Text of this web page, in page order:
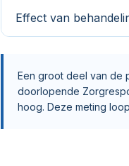
Effect van
Een groot deel van de
doorlopende
hoog. Deze meting